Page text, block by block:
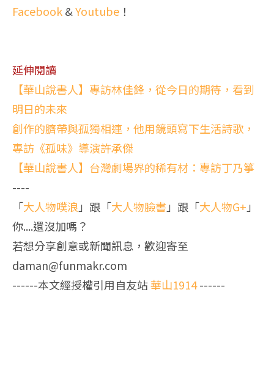
Facebook&Youtube ！
延伸閱讀
【華山說書人】專訪林佳鋒，從今日的期待，看到
明日的未來
創作的臍帶與孤獨相連，他用鏡頭寫下生活詩歌，
專訪《孤味》導演許承傑
【華山說書人】台灣劇場界的稀有材：專訪丁乃箏
----
「大人物噗浪 」跟「大人物臉書」跟「大人物G+ 」
你....還沒加嗎？
若想分享創意或新聞訊息，歡迎寄至
daman@funmakr.com
------本文經授權引用自友站華山1914------